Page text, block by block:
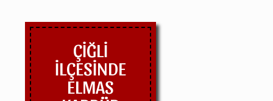
ÇİĞLİ
İLÇESİNDE
ELMAS